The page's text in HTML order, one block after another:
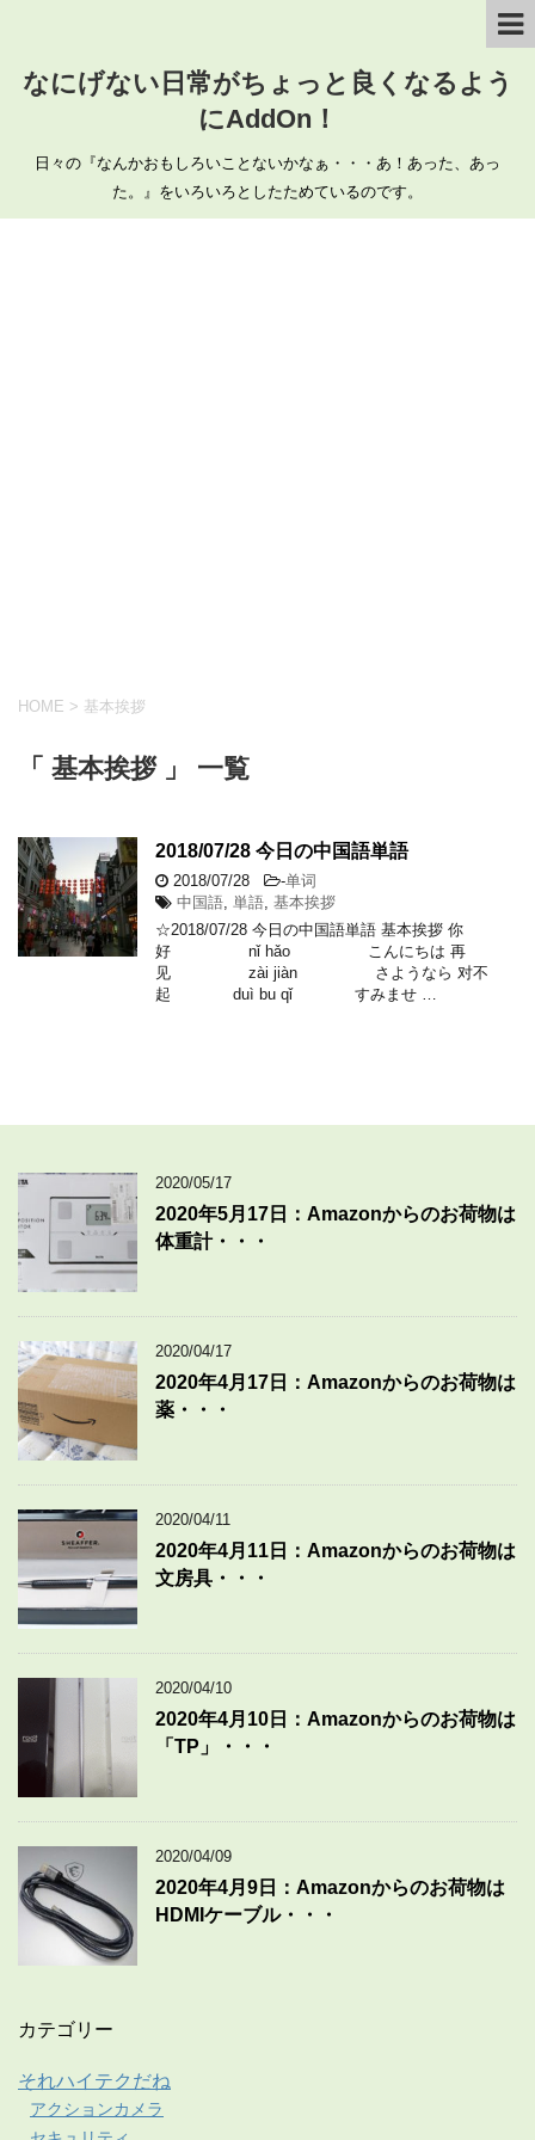
なにげない日常がちょっと良くなるよう
にAddOn！
日々の『なんかおもしろいことないかなぁ・・・あ！あった、あっ
た。』をいろいろとしたためているのです。
HOME > 基本挨拶
「 基本挨拶 」 一覧
2018/07/28 今日の中国語単語
2018/07/28 -单词
中国語 単語 基本挨拶
☆2018/07/28 今日の中国語単語 基本挨拶 你
好 nǐ hǎo こんにちは 再
见 zài jiàn さようなら 对不
起 duì bu qǐ すみませ …
2020/05/17
2020年5月17日：Amazonからのお荷物は
体重計・・・
2020/04/17
2020年4月17日：Amazonからのお荷物は
薬・・・
2020/04/11
2020年4月11日：Amazonからのお荷物は
文房具・・・
2020/04/10
2020年4月10日：Amazonからのお荷物は
「TP」・・・
2020/04/09
2020年4月9日：Amazonからのお荷物は
HDMIケーブル・・・
カテゴリー
それハイテクだね
アクションカメラ